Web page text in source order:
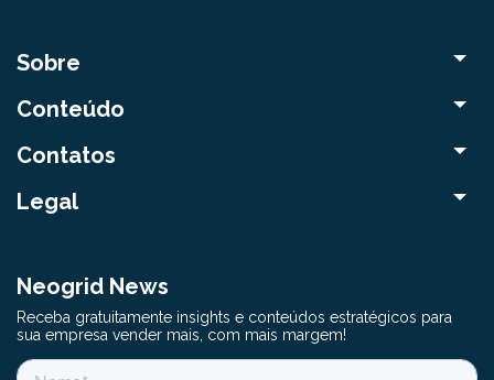
Sobre
Conteúdo
Contatos
Legal
Neogrid News